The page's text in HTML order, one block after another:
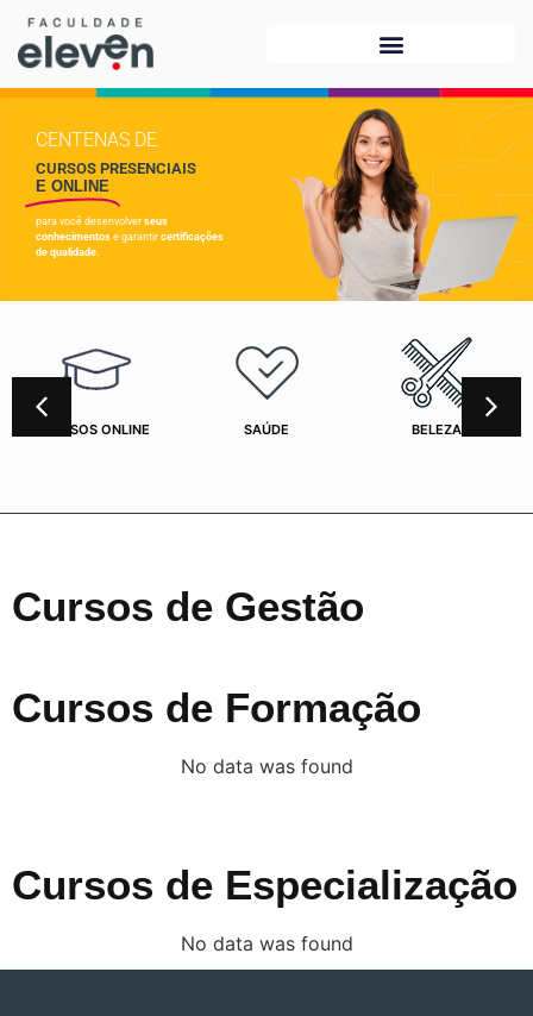
CENTENAS DE
CURSOS PRESENCIAIS
E ONLINE
para você desenvolver seus
conhecimentos e garantir certificações
de qualidade.
CURSOS ONLINE SAÚDE BELEZA
Cursos de Gestão
Cursos de Formação
No data was found
Cursos de Especialização
No data was found